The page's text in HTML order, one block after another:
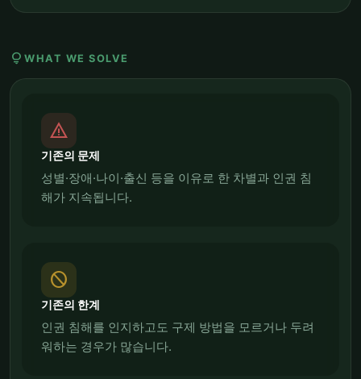
lightbulb WHAT WE SOLVE
report_problem
기존의 문제
성별·장애·나이·출신 등을 이유로 한 차별과 인권 침
해가 지속됩니다.
block
기존의 한계
인권 침해를 인지하고도 구제 방법을 모르거나 두려
워하는 경우가 많습니다.